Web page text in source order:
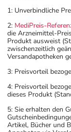
1: Unverbindliche
2: MediPreis-
die Arzneimittel-
Produkt ausweist
zwischenzeitlich
Versandapotheken
3: Preisvorteil
4: Preisvorteil
dieses Produkt
5: Sie erhalten den
Artikel, Bücher und